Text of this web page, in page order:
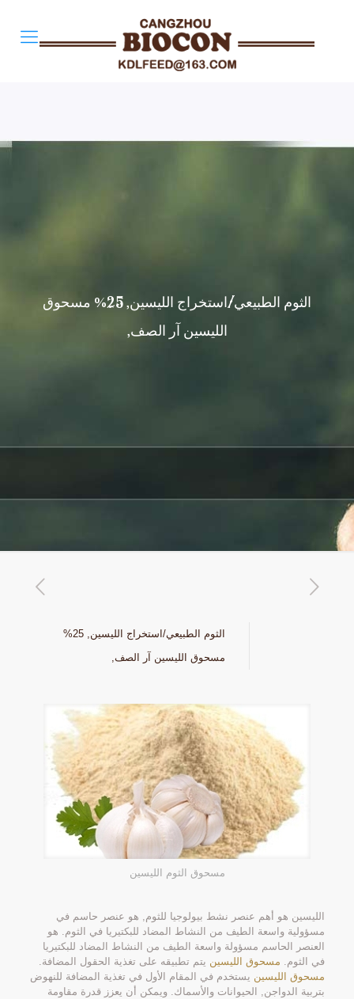
الثوم الطبيعي/استخراج الليسين, 25% مسحوق
الليسين آر الصف,
الثوم الطبيعي/استخراج الليسين, 25%
مسحوق الليسين آر الصف,
مسحوق الثوم الليسين
الليسين هو أهم عنصر نشط بيولوجيا للثوم, هو عنصر حاسم في
مسؤولية واسعة الطيف من النشاط المضاد للبكتيريا في الثوم. هو
العنصر الحاسم مسؤولة واسعة الطيف من النشاط المضاد للبكتيريا
في الثوم. مسحوق الليسين يتم تطبيقه على تغذية الحقول المضافة.
مسحوق الليسين يستخدم في المقام الأول في تغذية المضافة للنهوض
بتربية الدواجن, الحيوانات والأسماك. ويمكن أن يعزز قدرة مقاومة